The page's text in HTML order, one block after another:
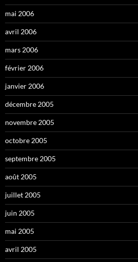
mai 2006
avril 2006
mars 2006
février 2006
janvier 2006
décembre 2005
novembre 2005
octobre 2005
septembre 2005
août 2005
juillet 2005
juin 2005
mai 2005
avril 2005